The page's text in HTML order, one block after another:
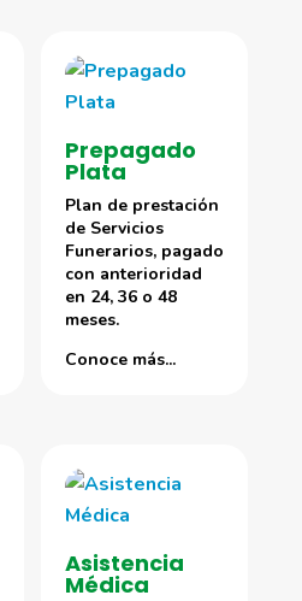
Prepagado
Plata
Plan de prestación
de Servicios
Funerarios, pagado
con anterioridad
en 24, 36 o 48
meses.
Conoce más...
Asistencia
Médica